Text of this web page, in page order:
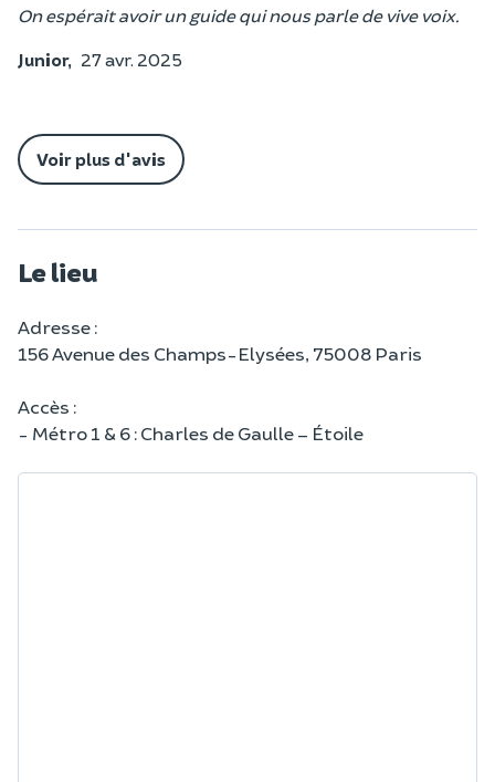
On espérait avoir un guide qui nous parle de vive voix.
Junior, 27 avr. 2025
Voir plus d'avis
Le lieu
Adresse :
156 Avenue des Champs-Elysées, 75008 Paris
Accès :
- Métro 1 & 6 : Charles de Gaulle – Étoile